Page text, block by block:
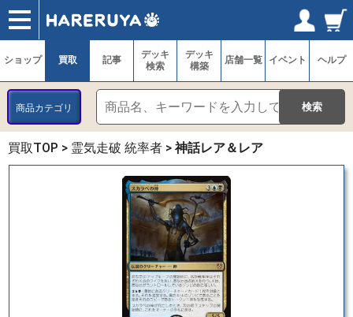
ショップ
買取
記事
デッキ検索
デッキ構築
選手一覧
店舗一覧
イベント
ヘルプ
お問い合わせ ログイン／会員登録
マイページ
ショップ 買取 記事
デッキ
検索
デッキ
構築
店舗一覧 イベント ヘルプ
商品カテゴリ
買取TOP > 霊気走破 統率者 > 神話レア＆レア